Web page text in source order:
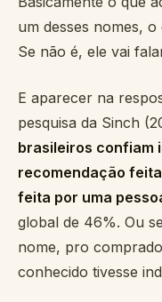
um desses nomes,
Se não é, ele vai
E aparecer na
pesquisa da Sinch
brasileiros confiam
recomendação
feita por uma
global de 46%. Ou
nome, pro
conhecido tivesse